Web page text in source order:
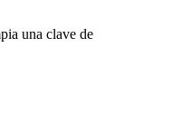
una clave de